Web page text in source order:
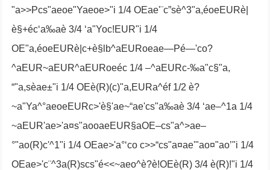
"a>>Pcs"aeoe"Yaeoe>"i 1/4 OEae'¨c”sè^3"a,éoeEURè|
è§+éc‘a‰aè 3/4 ‘a"Yoc!EUR"i 1/4
OE"a,éoeEURè|c+è§lb^aEURoeae—Pé—'co?
^aEUR~aEUR^aEURoeéc 1/4 –^aEURc-‰a"c§"a,
“"a,sèae±"i 1/4 OEè(R)(c)"a,EURa^éf 1/2 è?
~a"Ya^°aeoeEURc>'è§'ae~“ae'cs"a‰aè 3/4 ‘ae–^1a 1/4
~aEUR'ae>'a¤s"aooaeEUR§aOE–cs"a^>ae–
°"ao(R)c'^1"i 1/4 OEae>'a°‘co c>>“cs"a¤ae'"ao¤"ao’"i 1/4
OEae>'c¨^3a(R)scs"é<<~aeo^è?è!OEè(R) 3/4 è(R)!"i 1/4